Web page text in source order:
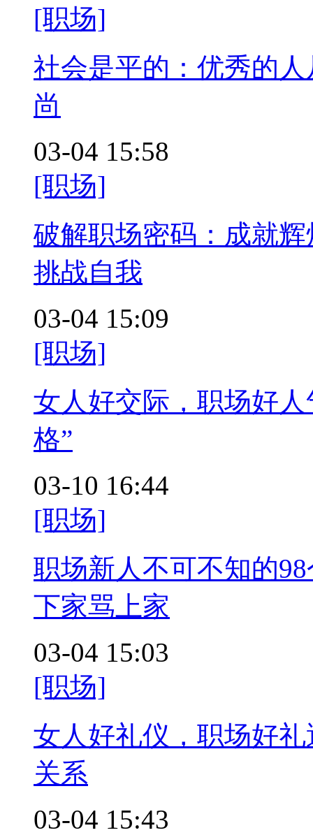
[职场]
社会是平的：优秀的
尚
03-04 15:58
[职场]
破解职场密码：成就
挑战自我
03-04 15:09
[职场]
女人好交际，职场好人
格”
03-10 16:44
[职场]
职场新人不可不知的
下家骂上家
03-04 15:03
[职场]
女人好礼仪，职场好礼
关系
03-04 15:43